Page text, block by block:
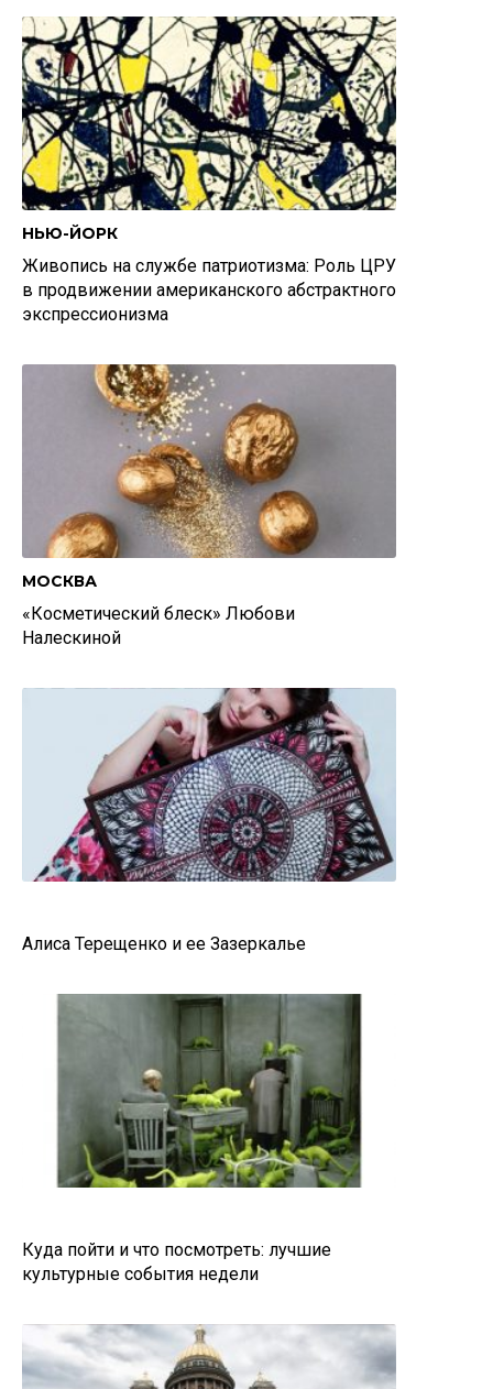
НЬЮ-ЙОРК
Живопись на службе патриотизма: Роль ЦРУ
в продвижении американского абстрактного
экспрессионизма
МОСКВА
«Косметический блеск» Любови
Налескиной
Алиса Терещенко и ее Зазеркалье
Куда пойти и что посмотреть: лучшие
культурные события недели